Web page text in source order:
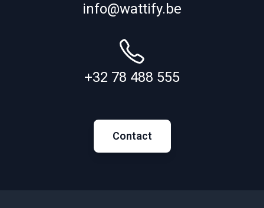
info@wattify.be
+32 78 488 555
Contact